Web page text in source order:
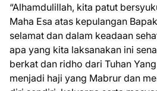
“Alhamdulillah, kita patut
Maha Esa atas kepulangan
selamat dan dalam keadaan
apa yang kita laksanakan ini
berkat dan ridho dari Tuhan
menjadi haji yang Mabrur dan